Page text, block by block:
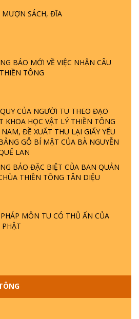
MƯỢN SÁCH, ĐĨA
BÁO MỚI VỀ VIỆC NHẬN CÂU
TÔNG
CỦA NGƯỜI TU THEO ĐẠO
KHOA HỌC VẬT LÝ THIỀN TÔNG
NAM, ĐỀ XUẤT THU LẠI GIẤY YẾU
GỖ BÍ MẬT CỦA BÀ NGUYỄN
LAN
BÁO ĐẶC BIỆT CỦA BAN QUẢN
THIỀN TÔNG TÂN DIỆU
MÔN TU CÓ THỦ ẤN CỦA
ĐẶC BIỆT P23 - THIÊN ĐÀNG Ở
THIỀN TÔNG ĐẶC BIỆT P22 - TẠI
ĐẤT NHIỀU THIÊN TAI - LŨ LỤT
HOẠN | TTTD
THIỀN TÔNG ĐẶC BIỆT P21 - TẠI
PHẬT BƯỚC ĐI 7 BƯỚC TRÊN
VỀ LỄ TIỄN THIỀN TÔNG SƯ
LÂM VỀ PHẬT GIỚI
NHÂN LÀ AI? PHIỀN NÃO
MÀ CÓ?